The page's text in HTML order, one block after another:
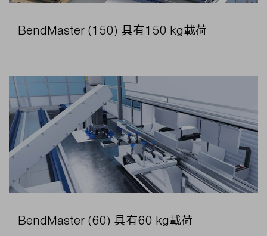
BendMaster (150) 具有150 kg載荷
BendMaster (60) 具有60 kg載荷